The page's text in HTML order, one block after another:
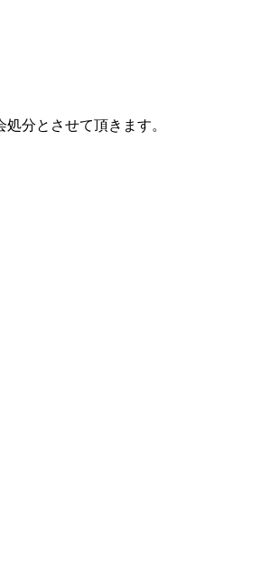
分とさせて頂きます。